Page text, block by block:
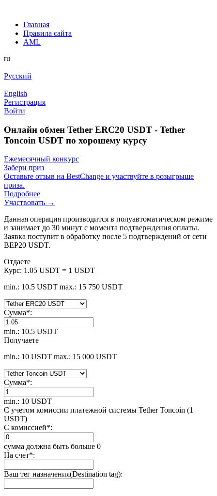
Главная
Правила сайта
AML
ru
Русский
English
Регистрация
Войти
Онлайн обмен Tether ERC20 USDT - Tether
Toncoin USDT по хорошему курсу
Ежемесячный конкурс
Забери приз
Оставьте отзыв на BestChange и участвуйте в розыгрыше
приза.
Подробнее
Участвовать →
Данная операция производится в полуавтоматическом режиме
и занимает до 30 минут с момента подтверждения оплаты.
Заявка поступит в обработку после 5 подтверждений от сети
BEP20 USDT.
Отдаете
Курс: 1.05 USDT = 1 USDT
min.: 10.5 USDT max.: 15 750 USDT
Сумма*:
min.: 10.5 USDT
Получаете
min.: 10 USDT max.: 15 000 USDT
Сумма*:
min.: 10 USDT
С учетом комиссии платежной системы Tether Toncoin (1
USDT)
С комиссией*:
сумма должна быть больше 0
На счет*:
Ваш тег назначения(Destination tag):